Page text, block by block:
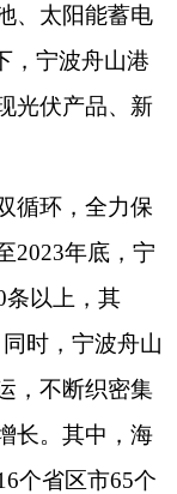
太阳能蓄电
，宁波舟山港
光伏产品、新
环，全力保
2023年底，宁
条以上，其
时，宁波舟山
，不断织密集
长。其中，海
个省区市65个